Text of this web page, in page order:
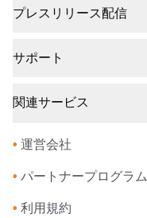
プレスリリース配信
サポート
関連サービス
• 運営会社
• パートナープログラム
• 利用規約